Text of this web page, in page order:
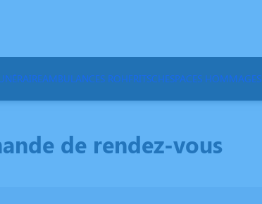
AMBULANCES ROHFRITSCHESPACES HOMMAGES
de rendez-vous